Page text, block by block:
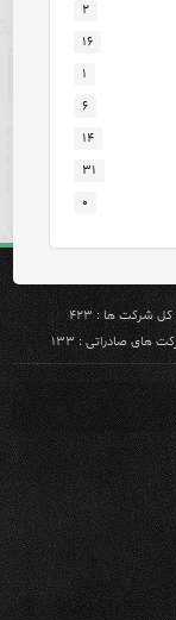
۲
۱۶
۱
۶
۱۴
۳۱
۰
شرکت ها : ۴۲۳
های صادراتی : ۱۳۳